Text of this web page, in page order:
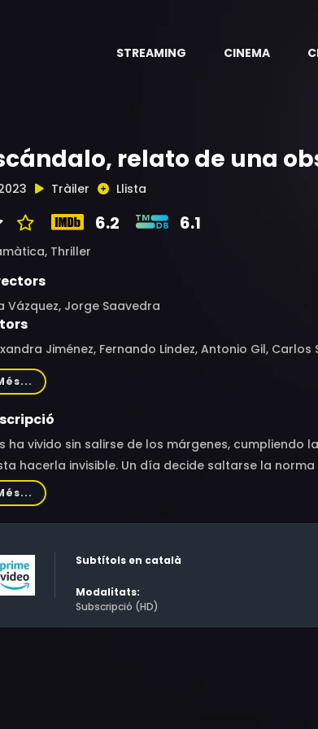
STREAMING CINEMA
relato de una
Tràiler Llista
6.2 6.1
Thriller
Vázquez, Jorge Saavedra
Jiménez, Fernando Lindez, Antonio Gil,
Will Shepard, Raul Peña, Isabel Gaudí, Ismael
Freijeiro, Iñigo de la Iglesia, Raúl Peña, Will
ha vivido sin salirse de los márgenes, cumpliendo
hacerla invisible. Un día decide saltarse la
te hace existir no te satisface.
Subtítols en català
Modalitats:
Subscripció (HD)